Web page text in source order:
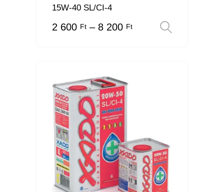
15W-40 SL/CI-4
2 600 Ft – 8 200 Ft